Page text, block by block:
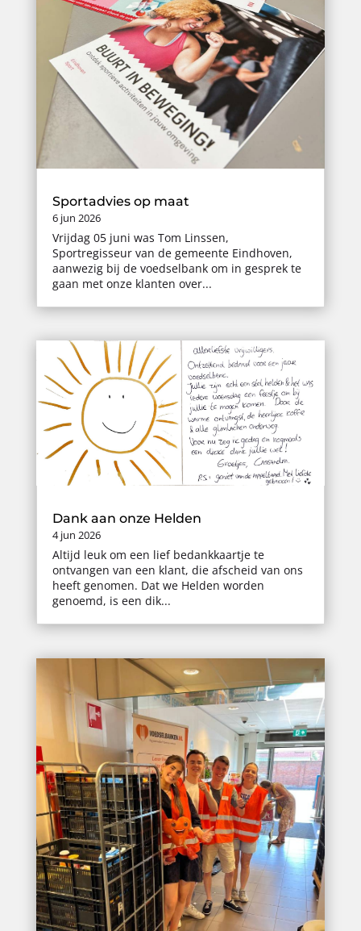
Sportadvies op maat
6 jun 2026
Vrijdag 05 juni was Tom Linssen,
Sportregisseur van de gemeente Eindhoven,
aanwezig bij de voedselbank om in gesprek te
gaan met onze klanten over...
Dank aan onze Helden
4 jun 2026
Altijd leuk om een lief bedankkaartje te
ontvangen van een klant, die afscheid van ons
heeft genomen. Dat we Helden worden
genoemd, is een dik...